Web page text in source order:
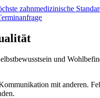
und
mit anderen.